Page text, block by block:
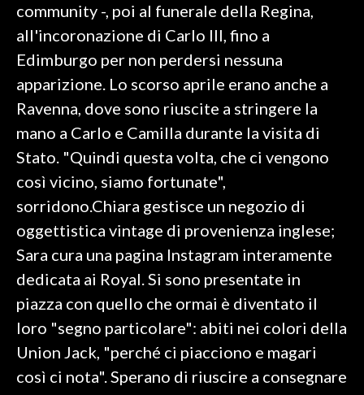
SARDEGNA TURISMO
SARDI NEL MONDO
NOTIZIE
EVENTI
3 MINUTI CON
INSULARITÀ
INFO AZIENDE
ANNUNCI
NECROLOGI
community -, poi al funerale della Regina,
all'incoronazione di Carlo III, fino a
Edimburgo per non perdersi nessuna
apparizione. Lo scorso aprile erano anche a
Ravenna, dove sono riuscite a stringere la
mano a Carlo e Camilla durante la visita di
Stato. "Quindi questa volta, che ci vengono
così vicino, siamo fortunate",
sorridono.Chiara gestisce un negozio di
oggettistica vintage di provenienza inglese;
Sara cura una pagina Instagram interamente
dedicata ai Royal. Si sono presentate in
piazza con quello che ormai è diventato il
loro "segno particolare": abiti nei colori della
Union Jack, "perché ci piacciono e magari
così ci nota". Sperano di riuscire a consegnare